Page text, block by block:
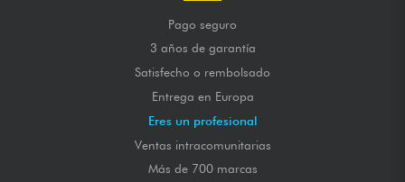
Pago seguro
3 años de garantía
Satisfecho o rembolsado
Entrega en Europa
Eres un profesional
Ventas intracomunitarias
Más de 700 marcas